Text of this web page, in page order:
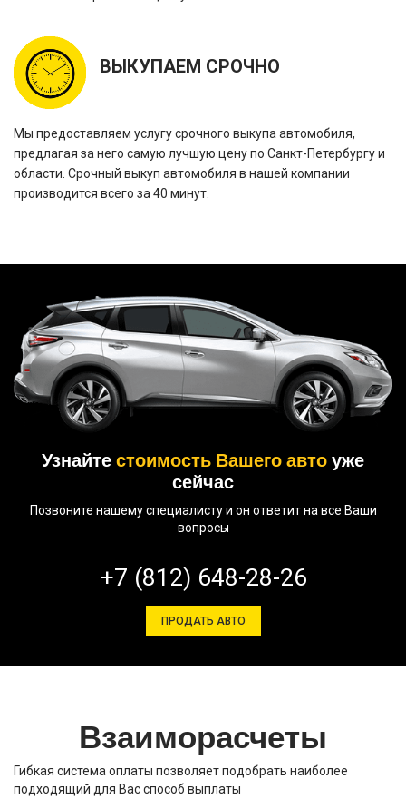
ВЫКУПАЕМ СРОЧНО
Мы предоставляем услугу срочного выкупа автомобиля,
предлагая за него самую лучшую цену по Санкт-Петербургу и
области. Срочный выкуп автомобиля в нашей компании
производится всего за 40 минут.
Узнайтестоимость Вашего автоуже
сейчас
Позвоните нашему специалисту и он ответит на все Ваши
вопросы
+7 (812) 648-28-26
ПРОДАТЬ АВТО
Взаиморасчеты
Гибкая система оплаты позволяет подобрать наиболее
подходящий для Вас способ выплаты